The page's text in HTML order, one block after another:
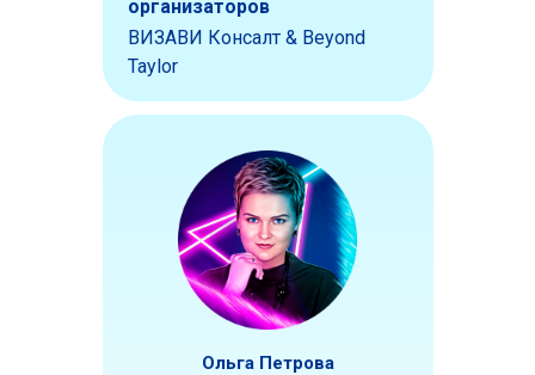
организаторов
ВИЗАВИ Консалт & Beyond
Taylor
Ольга Петрова